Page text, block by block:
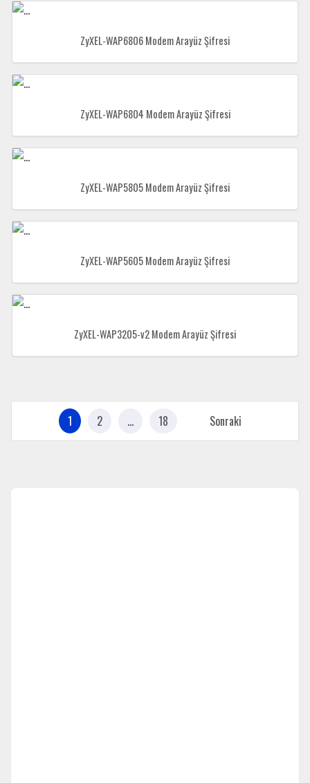
ZyXEL-WAP6806 Modem Arayüz Şifresi
ZyXEL-WAP6804 Modem Arayüz Şifresi
ZyXEL-WAP5805 Modem Arayüz Şifresi
ZyXEL-WAP5605 Modem Arayüz Şifresi
ZyXEL-WAP3205-v2 Modem Arayüz Şifresi
1 2 … 18 Sonraki